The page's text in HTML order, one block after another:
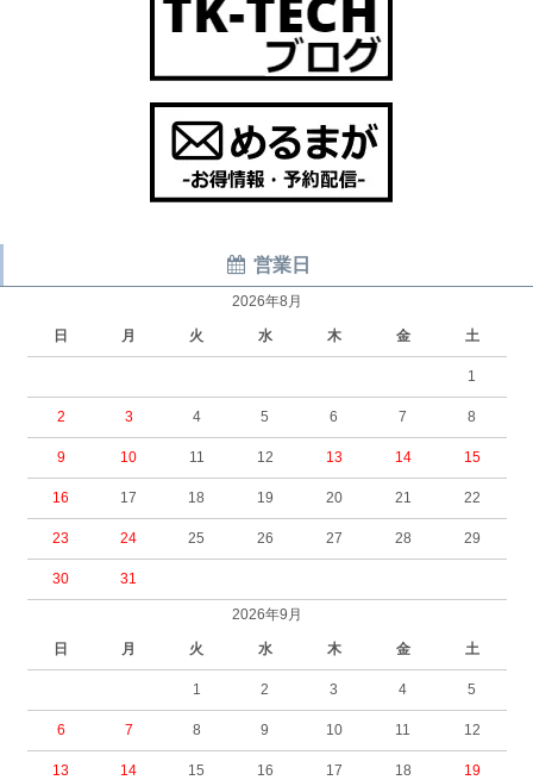
営業日
2026年8月
日 月 火 水 木 金 土
1
2 3 4 5 6 7 8
9 10 11 12 13 14 15
16 17 18 19 20 21 22
23 24 25 26 27 28 29
30 31
2026年9月
日 月 火 水 木 金 土
1 2 3 4 5
6 7 8 9 10 11 12
13 14 15 16 17 18 19